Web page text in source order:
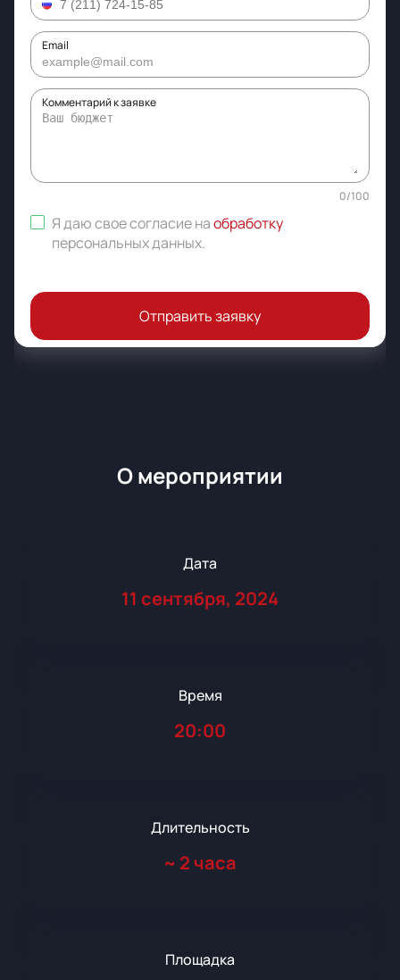
Email
Комментарий к заявке
0/100
Я даю свое согласие наобработку
персональных данных.
Отправить заявку
О мероприятии
Дата
11 сентября, 2024
Время
20:00
Длительность
~ 2 часа
Площадка